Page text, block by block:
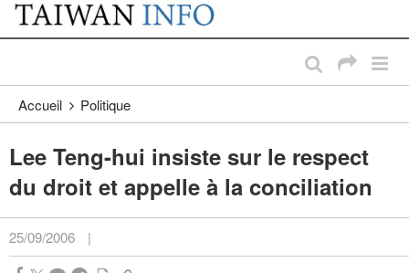
Passer au contenu principal
:::
Accueil Politique
Lee Teng-hui insiste sur le respect
du droit et appelle à la conciliation
25/09/2006 |